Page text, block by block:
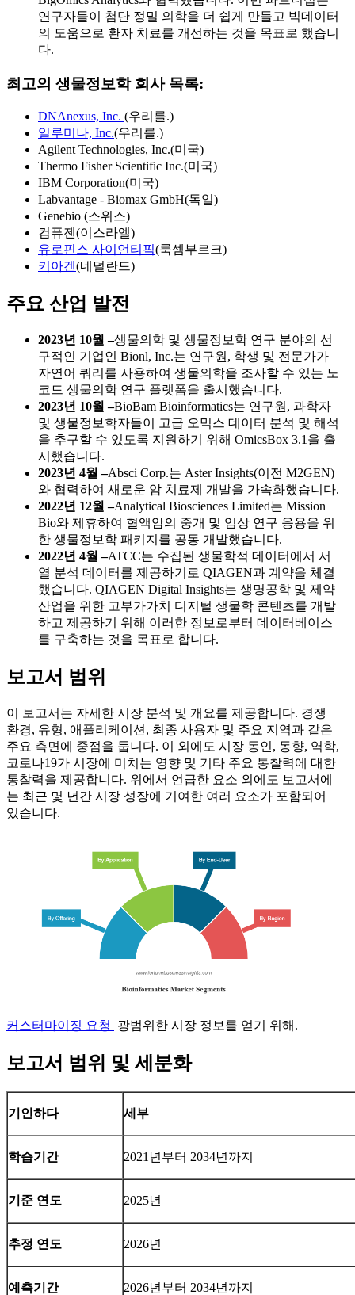
연구자들이 첨단 정밀 의학을 더 쉽게 만들고 빅데이터
의 도움으로 환자 치료를 개선하는 것을 목표로 했습니
다.
최고의 생물정보학 회사 목록:
DNAnexus, Inc. (우리를.)
일루미나, Inc.(우리를.)
Agilent Technologies, Inc.(미국)
Thermo Fisher Scientific Inc.(미국)
IBM Corporation(미국)
Labvantage - Biomax GmbH(독일)
Genebio (스위스)
컴퓨젠(이스라엘)
유로핀스 사이언티픽(룩셈부르크)
키아겐 (네덜란드)
주요 산업 발전
2023년 10월 –생물의학 및 생물정보학 연구 분야의 선
구적인 기업인 Bionl, Inc.는 연구원, 학생 및 전문가가
자연어 쿼리를 사용하여 생물의학을 조사할 수 있는 노
코드 생물의학 연구 플랫폼을 출시했습니다.
2023년 10월 –BioBam Bioinformatics는 연구원, 과학자
및 생물정보학자들이 고급 오믹스 데이터 분석 및 해석
을 추구할 수 있도록 지원하기 위해 OmicsBox 3.1을 출
시했습니다.
2023년 4월 –Absci Corp.는 Aster Insights(이전 M2GEN)
와 협력하여 새로운 암 치료제 개발을 가속화했습니다.
2022년 12월 –Analytical Biosciences Limited는 Mission
Bio와 제휴하여 혈액암의 중개 및 임상 연구 응용을 위
한 생물정보학 패키지를 공동 개발했습니다.
2022년 4월 –ATCC는 수집된 생물학적 데이터에서 서
열 분석 데이터를 제공하기로 QIAGEN과 계약을 체결
했습니다. QIAGEN Digital Insights는 생명공학 및 제약
산업을 위한 고부가가치 디지털 생물학 콘텐츠를 개발
하고 제공하기 위해 이러한 정보로부터 데이터베이스
를 구축하는 것을 목표로 합니다.
보고서 범위
이 보고서는 자세한 시장 분석 및 개요를 제공합니다. 경쟁
환경, 유형, 애플리케이션, 최종 사용자 및 주요 지역과 같은
주요 측면에 중점을 둡니다. 이 외에도 시장 동인, 동향, 역학,
코로나19가 시장에 미치는 영향 및 기타 주요 통찰력에 대한
통찰력을 제공합니다. 위에서 언급한 요소 외에도 보고서에
는 최근 몇 년간 시장 성장에 기여한 여러 요소가 포함되어
있습니다.
커스터마이징 요청 광범위한 시장 정보를 얻기 위해.
보고서 범위 및 세분화
기인하다 세부
학습기간 2021년부터 2034년까지
기준 연도 2025년
추정 연도 2026년
예측기간 2026년부터 2034년까지